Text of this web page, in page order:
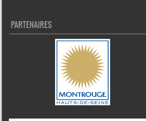
PARTENAIRES